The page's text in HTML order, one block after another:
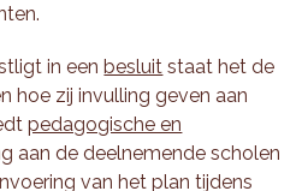
in eenbesluit staat het de
hoe zij invulling geven aan
pedagogische en
aan de deelnemende scholen
van het plan tijdens